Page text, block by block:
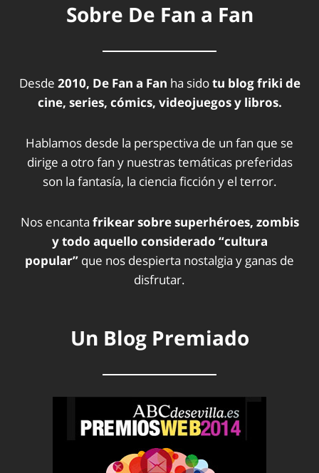
Sobre De Fan a Fan
Desde 2010, De Fan a Fan ha sidotu blog friki de
cine, series, cómics, videojuegos y libros.
Hablamos desde la perspectiva de un fan que se
dirige a otro fan y nuestras temáticas preferidas
son la fantasía, la ciencia ficción y el terror.
Nos encanta frikear sobre superhéroes, zombis
y todo aquello considerado “cultura
popular” que nos despierta nostalgia y ganas de
disfrutar.
Un Blog Premiado